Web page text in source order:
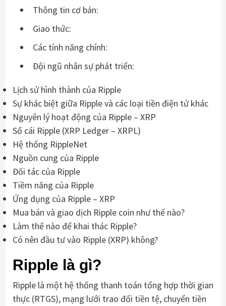
Thông tin cơ bản:
Giao thức:
Các tính năng chính:
Đội ngũ nhân sự phát triển:
Lịch sử hình thành của Ripple
Sự khác biệt giữa Ripple và các loại tiền điện tử khác
Nguyên lý hoạt động của Ripple – XRP
Sổ cái Ripple (XRP Ledger – XRPL)
Hệ thống RippleNet
Nguồn cung của Ripple
Đối tác của Ripple
Tiềm năng của Ripple
Ứng dụng của Ripple – XRP
Mua bán và giao dịch Ripple coin như thế nào?
Làm thế nào để khai thác Ripple?
Có nên đầu tư vào Ripple (XRP) không?
Ripple là gì?
Ripple là một hệ thống thanh toán tổng hợp thời gian
thực (RTGS), mạng lưới trao đổi tiền tệ, chuyển tiền